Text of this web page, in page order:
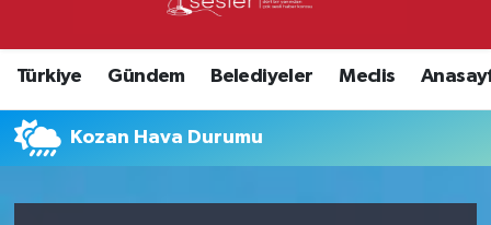
Türkiye Gündem Belediyeler Meclis
Kozan Hava Durumu
Süper Lig Puan Durumu ve Fikstür
Tüm Manşetler
Son Dakika Haberleri